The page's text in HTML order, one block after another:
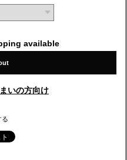
available
いの方向け
る